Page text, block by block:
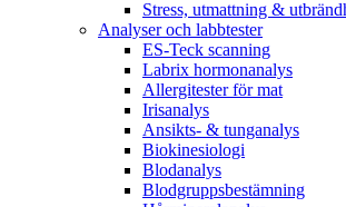
Stress, utmattning &
Analyser och labbtester
ES-Teck scanning
Labrix hormonanalys
Allergitester för mat
Irisanalys
Ansikts- & tunganalys
Biokinesiologi
Blodanalys
Blodgruppsbestämning